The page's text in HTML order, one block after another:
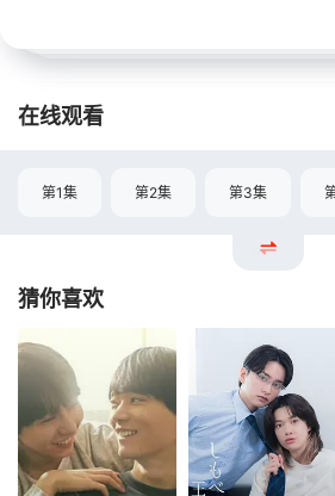
在线观看
第1集 第2集 第3集
猜你喜欢